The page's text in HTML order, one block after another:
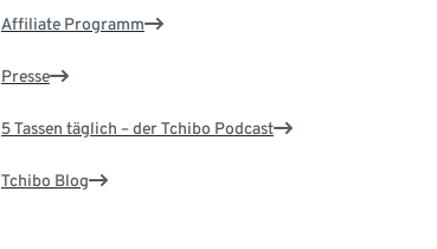
Affiliate Programm
Presse
5 Tassen täglich – der Tchibo Podcast
Tchibo Blog